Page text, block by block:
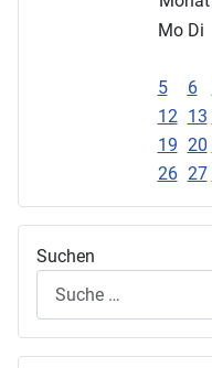
Mo Di
5
6
12 13
19 20
26 27
Suchen